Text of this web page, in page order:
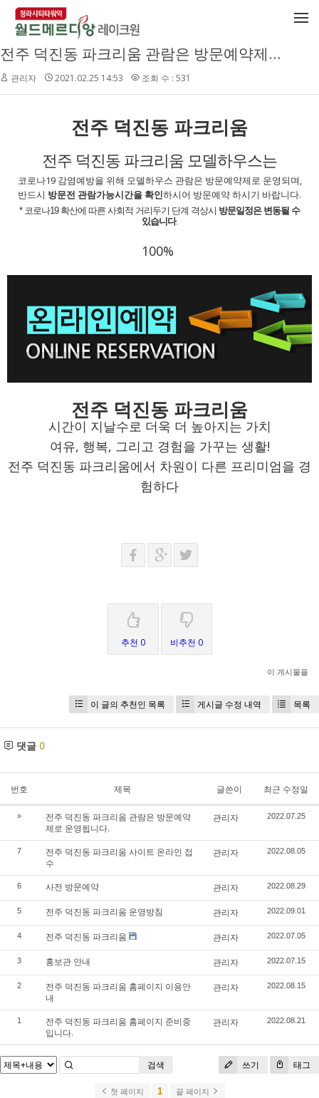
전주 덕진동 파크리움 관람은 방문예약제로 운영됩니다.
관리자 2021.02.25 14:53 조회 수 : 531
전주 덕진동 파크리움
전주 덕진동 파크리움 모델하우스는
코로나19 감염예방을 위해 모델하우스 관람은 방문예약제로 운영되며,
반드시 방문전 관람가능시간을 확인하시어 방문예약 하시기 바랍니다.
* 코로나19 확산에 따른 사회적 거리두기 단계 격상시 방문일정은 변동될 수
있습니다.
100%
전주 덕진동 파크리움
시간이 지날수로 더욱 더 높아지는 가치
여유, 행복, 그리고 경험을 가꾸는 생활!
전주 덕진동 파크리움에서 차원이 다른 프리미엄을 경
험하다
추천 0 비추천 0
이 게시물을
이 글의 추천인 목록 게시글 수정 내역 목록
댓글 0
번호 제목 글쓴이 최근 수정일
»
전주 덕진동 파크리움 관람은 방문예약
제로 운영됩니다.
관리자 2022.07.25
7
전주 덕진동 파크리움 사이트 온라인 접
수
관리자 2022.08.05
6 사전 방문예약 관리자 2022.08.29
5 전주 덕진동 파크리움 운영방침 관리자 2022.09.01
4 전주 덕진동 파크리움 관리자 2022.07.05
3 홍보관 안내 관리자 2022.07.15
2
전주 덕진동 파크리움 홈페이지 이용안
내
관리자 2022.08.15
1
전주 덕진동 파크리움 홈페이지 준비중
입니다.
관리자 2022.08.21
쓰기 태그
검색
첫 페이지 1 끝 페이지